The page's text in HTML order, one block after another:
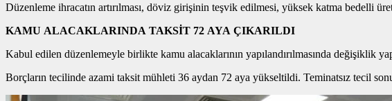
Düzenleme ihracatın artırılması, döviz girişinin teşvik edilmesi, yüksek katma bedelli
KAMU ALACAKLARINDA TAKSİT 72 AYA ÇIKARILDI
Kabul edilen düzenlemeyle birlikte kamu alacaklarının yapılandırılmasında değişiklik
Borçların tecilinde azami taksit mühleti 36 aydan 72 aya yükseltildi. Teminatsız tecil